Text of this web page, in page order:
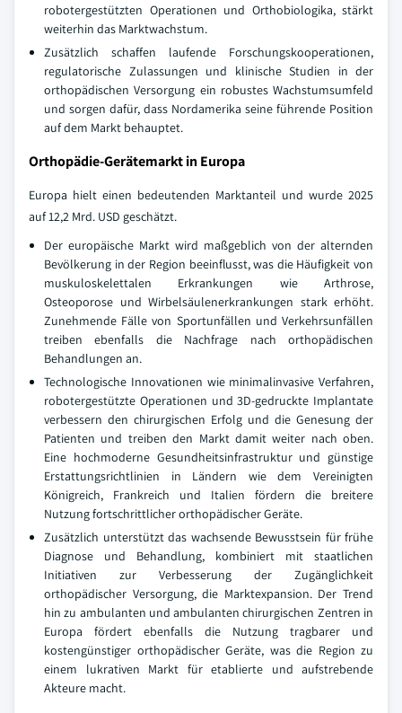
robotergestützten Operationen und Orthobiologika, stärkt
weiterhin das Marktwachstum.
Zusätzlich schaffen laufende Forschungskooperationen,
regulatorische Zulassungen und klinische Studien in der
orthopädischen Versorgung ein robustes Wachstumsumfeld
und sorgen dafür, dass Nordamerika seine führende Position
auf dem Markt behauptet.
Orthopädie-Gerätemarkt in Europa
Europa hielt einen bedeutenden Marktanteil und wurde 2025
auf 12,2 Mrd. USD geschätzt.
Der europäische Markt wird maßgeblich von der alternden
Bevölkerung in der Region beeinflusst, was die Häufigkeit von
muskuloskelettalen Erkrankungen wie Arthrose,
Osteoporose und Wirbelsäulenerkrankungen stark erhöht.
Zunehmende Fälle von Sportunfällen und Verkehrsunfällen
treiben ebenfalls die Nachfrage nach orthopädischen
Behandlungen an.
Technologische Innovationen wie minimalinvasive Verfahren,
robotergestützte Operationen und 3D-gedruckte Implantate
verbessern den chirurgischen Erfolg und die Genesung der
Patienten und treiben den Markt damit weiter nach oben.
Eine hochmoderne Gesundheitsinfrastruktur und günstige
Erstattungsrichtlinien in Ländern wie dem Vereinigten
Königreich, Frankreich und Italien fördern die breitere
Nutzung fortschrittlicher orthopädischer Geräte.
Zusätzlich unterstützt das wachsende Bewusstsein für frühe
Diagnose und Behandlung, kombiniert mit staatlichen
Initiativen zur Verbesserung der Zugänglichkeit
orthopädischer Versorgung, die Marktexpansion. Der Trend
hin zu ambulanten und ambulanten chirurgischen Zentren in
Europa fördert ebenfalls die Nutzung tragbarer und
kostengünstiger orthopädischer Geräte, was die Region zu
einem lukrativen Markt für etablierte und aufstrebende
Akteure macht.